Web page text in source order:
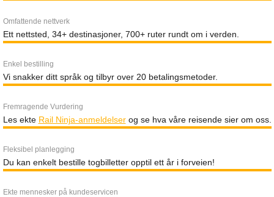
Omfattende nettverk
Ett nettsted, 34+ destinasjoner, 700+ ruter rundt om i verden.
Enkel bestilling
Vi snakker ditt språk og tilbyr over 20 betalingsmetoder.
Fremragende Vurdering
Les ekte Rail Ninja-anmeldelserog se hva våre reisende sier om oss.
Fleksibel planlegging
Du kan enkelt bestille togbilletter opptil ett år i forveien!
Ekte mennesker på kundeservicen